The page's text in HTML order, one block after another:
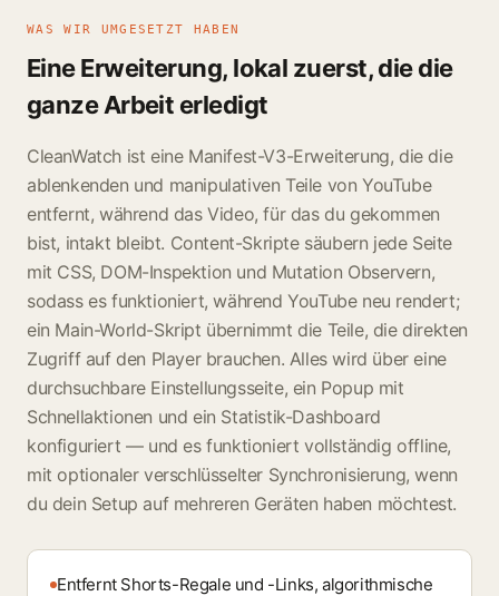
WAS WIR UMGESETZT HABEN
Eine Erweiterung, lokal zuerst, die die
ganze Arbeit erledigt
CleanWatch ist eine Manifest-V3-Erweiterung, die die
ablenkenden und manipulativen Teile von YouTube
entfernt, während das Video, für das du gekommen
bist, intakt bleibt. Content-Skripte säubern jede Seite
mit CSS, DOM-Inspektion und Mutation Observern,
sodass es funktioniert, während YouTube neu rendert;
ein Main-World-Skript übernimmt die Teile, die direkten
Zugriff auf den Player brauchen. Alles wird über eine
durchsuchbare Einstellungsseite, ein Popup mit
Schnellaktionen und ein Statistik-Dashboard
konfiguriert — und es funktioniert vollständig offline,
mit optionaler verschlüsselter Synchronisierung, wenn
du dein Setup auf mehreren Geräten haben möchtest.
Entfernt Shorts-Regale und -Links, algorithmische